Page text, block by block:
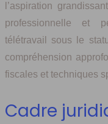
l’aspiration
professionnelle et
télétravail sous le
compréhension
fiscales et techniques
Cadre